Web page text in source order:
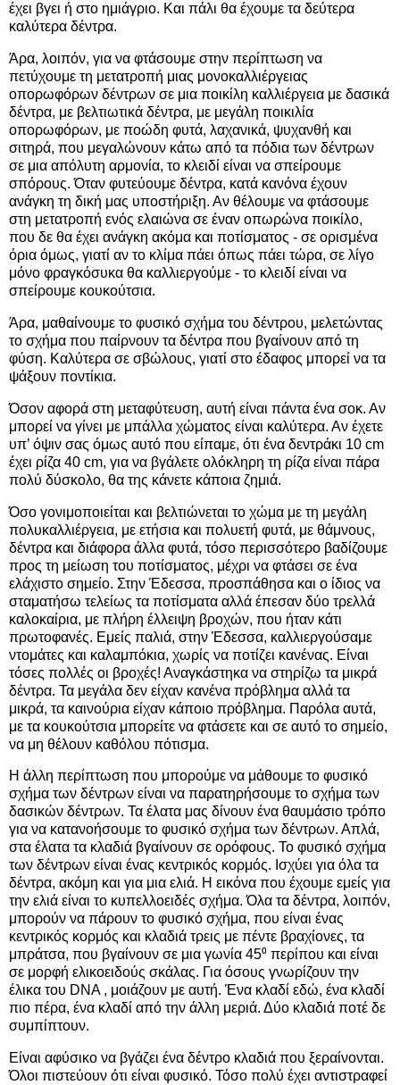
έχει βγει ή στο ημιάγριο. Και πάλι θα έχουμε τα δεύτερα
καλύτερα δέντρα.
Άρα, λοιπόν, για να φτάσουμε στην περίπτωση να
πετύχουμε τη μετατροπή μιας μονοκαλλιέργειας
οπορωφόρων δέντρων σε μια ποικίλη καλλιέργεια με δασικά
δέντρα, με βελτιωτικά δέντρα, με μεγάλη ποικιλία
οπορωφόρων, με ποώδη φυτά, λαχανικά, ψυχανθή και
σιτηρά, που μεγαλώνουν κάτω από τα πόδια των δέντρων
σε μια απόλυτη αρμονία, το κλειδί είναι να σπείρουμε
σπόρους. Όταν φυτεύουμε δέντρα, κατά κανόνα έχουν
ανάγκη τη δική μας υποστήριξη. Αν θέλουμε να φτάσουμε
στη μετατροπή ενός ελαιώνα σε έναν οπωρώνα ποικίλο,
που δε θα έχει ανάγκη ακόμα και ποτίσματος - σε ορισμένα
όρια όμως, γιατί αν το κλίμα πάει όπως πάει τώρα, σε λίγο
μόνο φραγκόσυκα θα καλλιεργούμε - το κλειδί είναι να
σπείρουμε κουκούτσια.
Άρα, μαθαίνουμε το φυσικό σχήμα του δέντρου, μελετώντας
το σχήμα που παίρνουν τα δέντρα που βγαίνουν από τη
φύση. Καλύτερα σε σβώλους, γιατί στο έδαφος μπορεί να τα
ψάξουν ποντίκια.
Όσον αφορά στη μεταφύτευση, αυτή είναι πάντα ένα σοκ. Αν
μπορεί να γίνει με μπάλλα χώματος είναι καλύτερα. Αν έχετε
υπ’ όψιν σας όμως αυτό που είπαμε, ότι ένα δεντράκι 10 cm
έχει ρίζα 40 cm, για να βγάλετε ολόκληρη τη ρίζα είναι πάρα
πολύ δύσκολο, θα της κάνετε κάποια ζημιά.
Όσο γονιμοποιείται και βελτιώνεται το χώμα με τη μεγάλη
πολυκαλλιέργεια, με ετήσια και πολυετή φυτά, με θάμνους,
δέντρα και διάφορα άλλα φυτά, τόσο περισσότερο βαδίζουμε
προς τη μείωση του ποτίσματος, μέχρι να φτάσει σε ένα
ελάχιστο σημείο. Στην Έδεσσα, προσπάθησα και ο ίδιος να
σταματήσω τελείως τα ποτίσματα αλλά έπεσαν δύο τρελλά
καλοκαίρια, με πλήρη έλλειψη βροχών, που ήταν κάτι
πρωτοφανές. Εμείς παλιά, στην Έδεσσα, καλλιεργούσαμε
ντομάτες και καλαμπόκια, χωρίς να ποτίζει κανένας. Είναι
τόσες πολλές οι βροχές! Αναγκάστηκα να στηρίζω τα μικρά
δέντρα. Τα μεγάλα δεν είχαν κανένα πρόβλημα αλλά τα
μικρά, τα καινούρια είχαν κάποιο πρόβλημα. Παρόλα αυτά,
με τα κουκούτσια μπορείτε να φτάσετε και σε αυτό το σημείο,
να μη θέλουν καθόλου πότισμα.
Η άλλη περίπτωση που μπορούμε να μάθουμε το φυσικό
σχήμα των δέντρων είναι να παρατηρήσουμε το σχήμα των
δασικών δέντρων. Τα έλατα μας δίνουν ένα θαυμάσιο τρόπο
για να κατανοήσουμε το φυσικό σχήμα των δέντρων. Απλά,
στα έλατα τα κλαδιά βγαίνουν σε ορόφους. Το φυσικό σχήμα
των δέντρων είναι ένας κεντρικός κορμός. Ισχύει για όλα τα
δέντρα, ακόμη και για μια ελιά. Η εικόνα που έχουμε εμείς για
την ελιά είναι το κυπελλοειδές σχήμα. Όλα τα δέντρα, λοιπόν,
μπορούν να πάρουν το φυσικό σχήμα, που είναι ένας
κεντρικός κορμός και κλαδιά τρεις με πέντε βραχίονες, τα
μπράτσα, που βγαίνουν σε μια γωνία 45⁰ περίπου και είναι
σε μορφή ελικοειδούς σκάλας. Για όσους γνωρίζουν την
έλικα του DNA , μοιάζουν με αυτή. Ένα κλαδί εδώ, ένα κλαδί
πιο πέρα, ένα κλαδί από την άλλη μεριά. Δύο κλαδιά ποτέ δε
συμπίπτουν.
Είναι αφύσικο να βγάζει ένα δέντρο κλαδιά που ξεραίνονται.
Όλοι πιστεύουν ότι είναι φυσικό. Τόσο πολύ έχει αντιστραφεί